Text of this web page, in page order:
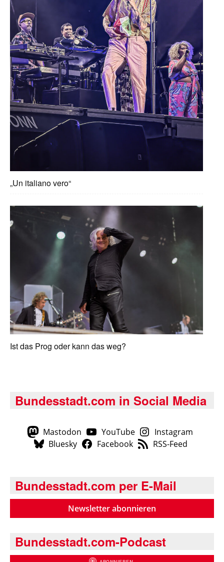
„Un italiano vero“
Ist das Prog oder kann das weg?
Bundesstadt.com in Social Media
Mastodon YouTube
Instagram
Bluesky
Facebook RSS-Feed
Bundesstadt.com per E-Mail
Newsletter abonnieren
Bundesstadt.com-Podcast